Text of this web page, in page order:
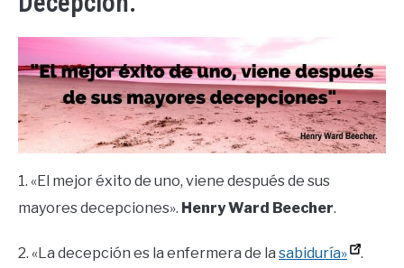
1. «El mejor éxito de uno, viene después de sus
mayores decepciones». Henry Ward Beecher.
2. «La decepción es la enfermera de la sabiduría»
.